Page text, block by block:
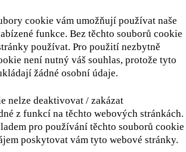
cookie vám umožňují používat naše
funkce. Bez těchto souborů cookie
používat. Pro použití nezbytně
není nutný váš souhlas, protože tyto
žádné osobní údaje.
nelze deaktivovat / zakázat
z funkcí na těchto webových stránkách.
pro používání těchto souborů cookie
poskytovat vám tyto webové stránky.